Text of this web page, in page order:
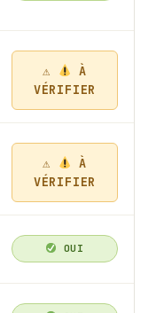
À
VÉRIFIER
À
VÉRIFIER
OUI